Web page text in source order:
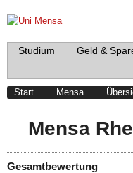
Studium Geld &
Start Mensa
Mensa
Gesamtbewertung